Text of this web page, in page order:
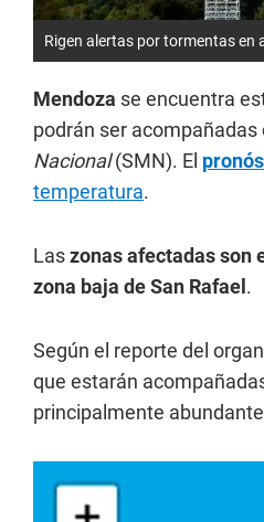
Rigen alertas por tormentas en
Mendoza se encuentra
podrán ser
Nacional(SMN). El
temperatura.
Laszonas afectadas son
zona baja de San Rafael.
Según el reporte del
que estarán
principalmente